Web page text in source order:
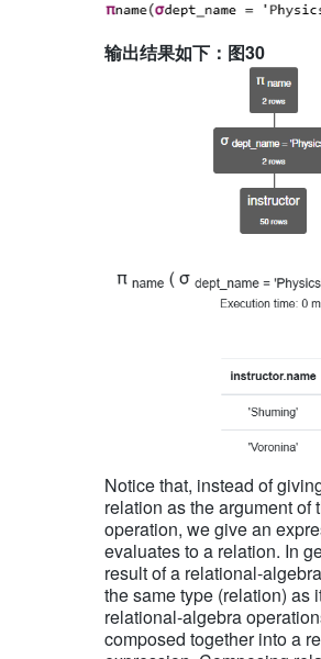
输出结果如下：图30
Notice that, instead of
relation as the argument of
operation, we give an
evaluates to a relation. In
result of a relational-
the same type (relation) as
relational-algebra
composed together into a